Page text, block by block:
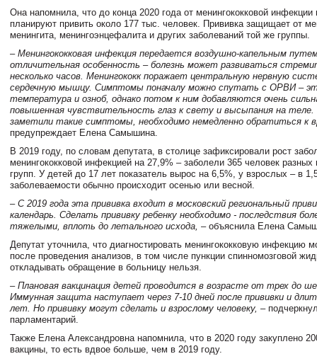
Она напомнила, что до конца 2020 года от менингококковой
планируют привить около 177 тыс. человек. Прививка защищает от
менингита, менингоэнцефалита и других заболеваний той же группы.
– Менингококковая инфекция передается воздушно-капельным
отличительная особенность – болезнь может развиваться
несколько часов. Менингококк поражает центральную нервную
сердечную мышцу. Симптомы поначалу можно спутать с ОРВИ –
температура и озноб, однако потом к ним добавляются очень
повышенная чувствительность глаз к свету и высыпания на
заметили такие симптомы, необходимо немедленно обратиться к
предупреждает Елена Самышина.
В 2019 году, по словам депутата, в столице зафиксировали рост
менингококковой инфекцией на 27,9% – заболели 365 человек разных
групп. У детей до 17 лет показатель вырос на 6,5%, у взрослых – в
заболеваемости обычно происходит осенью или весной.
– С 2019 года эта прививка входит в московский региональный
календарь. Сделать прививку ребенку необходимо - последствия
тяжелыми, вплоть до летального исхода, – объяснила Елена
Депутат уточнила, что диагностировать менингококковую инфекцию
после проведения анализов, в том числе пункции спинномозговой
откладывать обращение в больницу нельзя.
– Плановая вакцинация детей проводится в возрасте от трех до
Иммунная защита наступает через 7-10 дней после прививки и
лет. Но прививку могут сделать и взрослому человеку, –
парламентарий.
Также Елена Александровна напомнила, что в 2020 году закуплено
вакцины, то есть вдвое больше, чем в 2019 году.